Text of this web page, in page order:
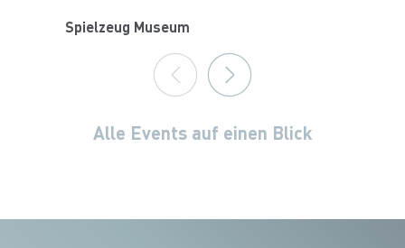
Spielzeug Museum
Alle Events auf einen Blick